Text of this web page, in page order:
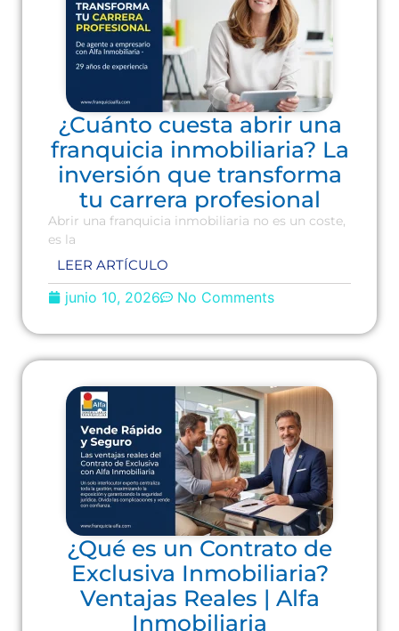
¿Cuánto cuesta abrir una
franquicia inmobiliaria? La
inversión que transforma
tu carrera profesional
Abrir una franquicia inmobiliaria no es un coste,
es la
LEER ARTÍCULO
junio 10, 2026 No Comments
¿Qué es un Contrato de
Exclusiva Inmobiliaria?
Ventajas Reales | Alfa
Inmobiliaria